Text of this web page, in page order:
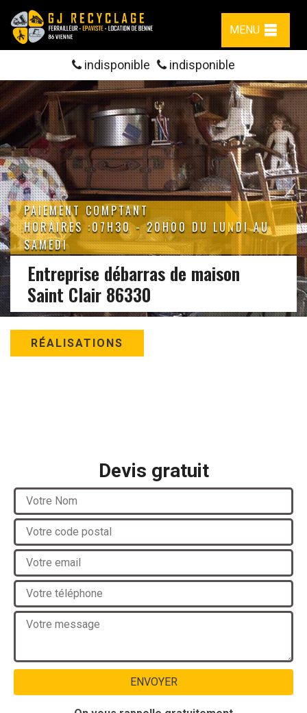
MENU
indisponible indisponible
PAIEMENT COMPTANT
HORAIRES :07H30 - 20H00 DU LUNDI AU
SAMEDI
Entreprise débarras de maison
Saint Clair 86330
RÉALISATIONS
Devis gratuit